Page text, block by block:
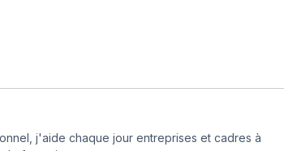
j'aide chaque jour entreprises et cadres à